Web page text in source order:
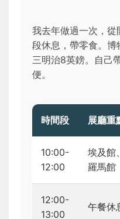
我去年做過一次，
段休息，帶零食。
三明治8英鎊。自己
便。
時間段 展廳重
10:00-
12:00
埃及館
羅馬館
12:00-
13:00
午餐休